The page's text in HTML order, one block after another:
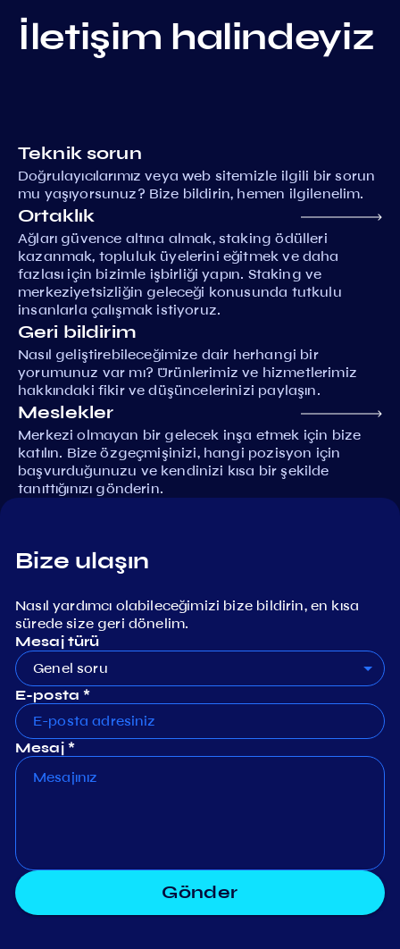
İletişim halindeyiz
Teknik sorun
Doğrulayıcılarımız veya web sitemizle ilgili bir sorun
mu yaşıyorsunuz? Bize bildirin, hemen ilgilenelim.
Ortaklık
Ağları güvence altına almak, staking ödülleri
kazanmak, topluluk üyelerini eğitmek ve daha
fazlası için bizimle işbirliği yapın. Staking ve
merkeziyetsizliğin geleceği konusunda tutkulu
insanlarla çalışmak istiyoruz.
Geri bildirim
Nasıl geliştirebileceğimize dair herhangi bir
yorumunuz var mı? Ürünlerimiz ve hizmetlerimiz
hakkındaki fikir ve düşüncelerinizi paylaşın.
Meslekler
Merkezi olmayan bir gelecek inşa etmek için bize
katılın. Bize özgeçmişinizi, hangi pozisyon için
başvurduğunuzu ve kendinizi kısa bir şekilde
tanıttığınızı gönderin.
Bize ulaşın
Nasıl yardımcı olabileceğimizi bize bildirin, en kısa
sürede size geri dönelim.
Mesaj türü
Genel soru
E-posta *
Mesaj *
Gönder